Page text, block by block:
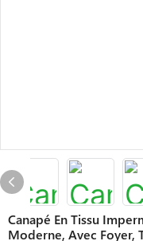
Canapé En Tissu
Moderne, Avec Foyer,